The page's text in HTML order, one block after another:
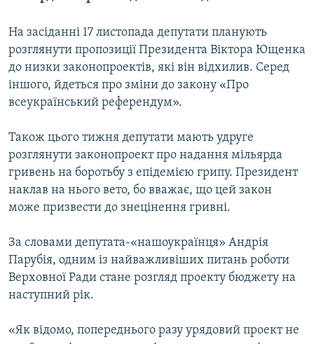
Усі сайти RFE/RL
На засіданні 17 листопада депутати планують
розглянути пропозиції Президента Віктора Ющенка
до низки законопроектів, які він відхилив. Серед
іншого, йдеться про зміни до закону «Про
всеукраїнський референдум».
Також цього тижня депутати мають удруге
розглянути законопроект про надання мільярда
гривень на боротьбу з епідемією грипу. Президент
наклав на нього вето, бо вважає, що цей закон
може призвести до знецінення гривні.
За словами депутата-«нашоукраїнця» Андрія
Парубія, одним із найважливіших питань роботи
Верховної Ради стане розгляд проекту бюджету на
наступний рік.
«Як відомо, попереднього разу урядовий проект не